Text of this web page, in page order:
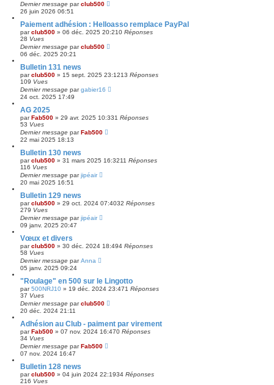
Dernier message parclub500
26 juin 2026 06:51
Paiement adhésion : Helloasso remplace PayPal
parclub500 » 06 déc. 2025 20:210 Réponses
28 Vues
Dernier message parclub500
06 déc. 2025 20:21
Bulletin 131 news
parclub500 » 15 sept. 2025 23:1213 Réponses
109 Vues
Dernier message pargabier16
24 oct. 2025 17:49
AG 2025
parFab500 » 29 avr. 2025 10:331 Réponses
53 Vues
Dernier message parFab500
22 mai 2025 18:13
Bulletin 130 news
parclub500 » 31 mars 2025 16:3211 Réponses
116 Vues
Dernier message parjipéair
20 mai 2025 16:51
Bulletin 129 news
parclub500 » 29 oct. 2024 07:4032 Réponses
279 Vues
Dernier message parjipéair
09 janv. 2025 20:47
Vœux et divers
parclub500 » 30 déc. 2024 18:494 Réponses
58 Vues
Dernier message parAnna
05 janv. 2025 09:24
"Roulage" en 500 sur le Lingotto
par500NRJ10 » 19 déc. 2024 23:471 Réponses
37 Vues
Dernier message parclub500
20 déc. 2024 21:11
Adhésion au Club - paiment par virement
parFab500 » 07 nov. 2024 16:470 Réponses
34 Vues
Dernier message parFab500
07 nov. 2024 16:47
Bulletin 128 news
parclub500 » 04 juin 2024 22:1934 Réponses
216 Vues